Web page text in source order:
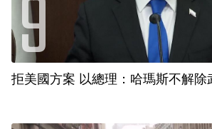
拒美國方案 以總理：哈瑪斯不解除